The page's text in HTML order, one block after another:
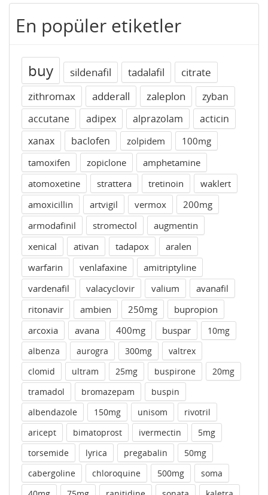
En popüler etiketler
buy sildenafil tadalafil
citrate
zithromax
adderall zaleplon
zyban
accutane
adipex alprazolam
acticin
xanax
baclofen zolpidem
100mg
tamoxifen
zopiclone
amphetamine
atomoxetine
strattera tretinoin
waklert
amoxicillin
artvigil vermox
200mg
armodafinil
stromectol
augmentin
xenical
ativan tadapox
aralen
warfarin
venlafaxine
amitriptyline
vardenafil
valacyclovir valium
avanafil
ritonavir
ambien 250mg
bupropion
arcoxia
avana 400mg buspar
10mg
albenza
aurogra 300mg
valtrex
clomid
ultram 25mg buspirone
20mg
tramadol
bromazepam
buspin
albendazole
150mg unisom
rivotril
aricept
bimatoprost ivermectin
5mg
torsemide
lyrica pregabalin
50mg
cabergoline
chloroquine 500mg
soma